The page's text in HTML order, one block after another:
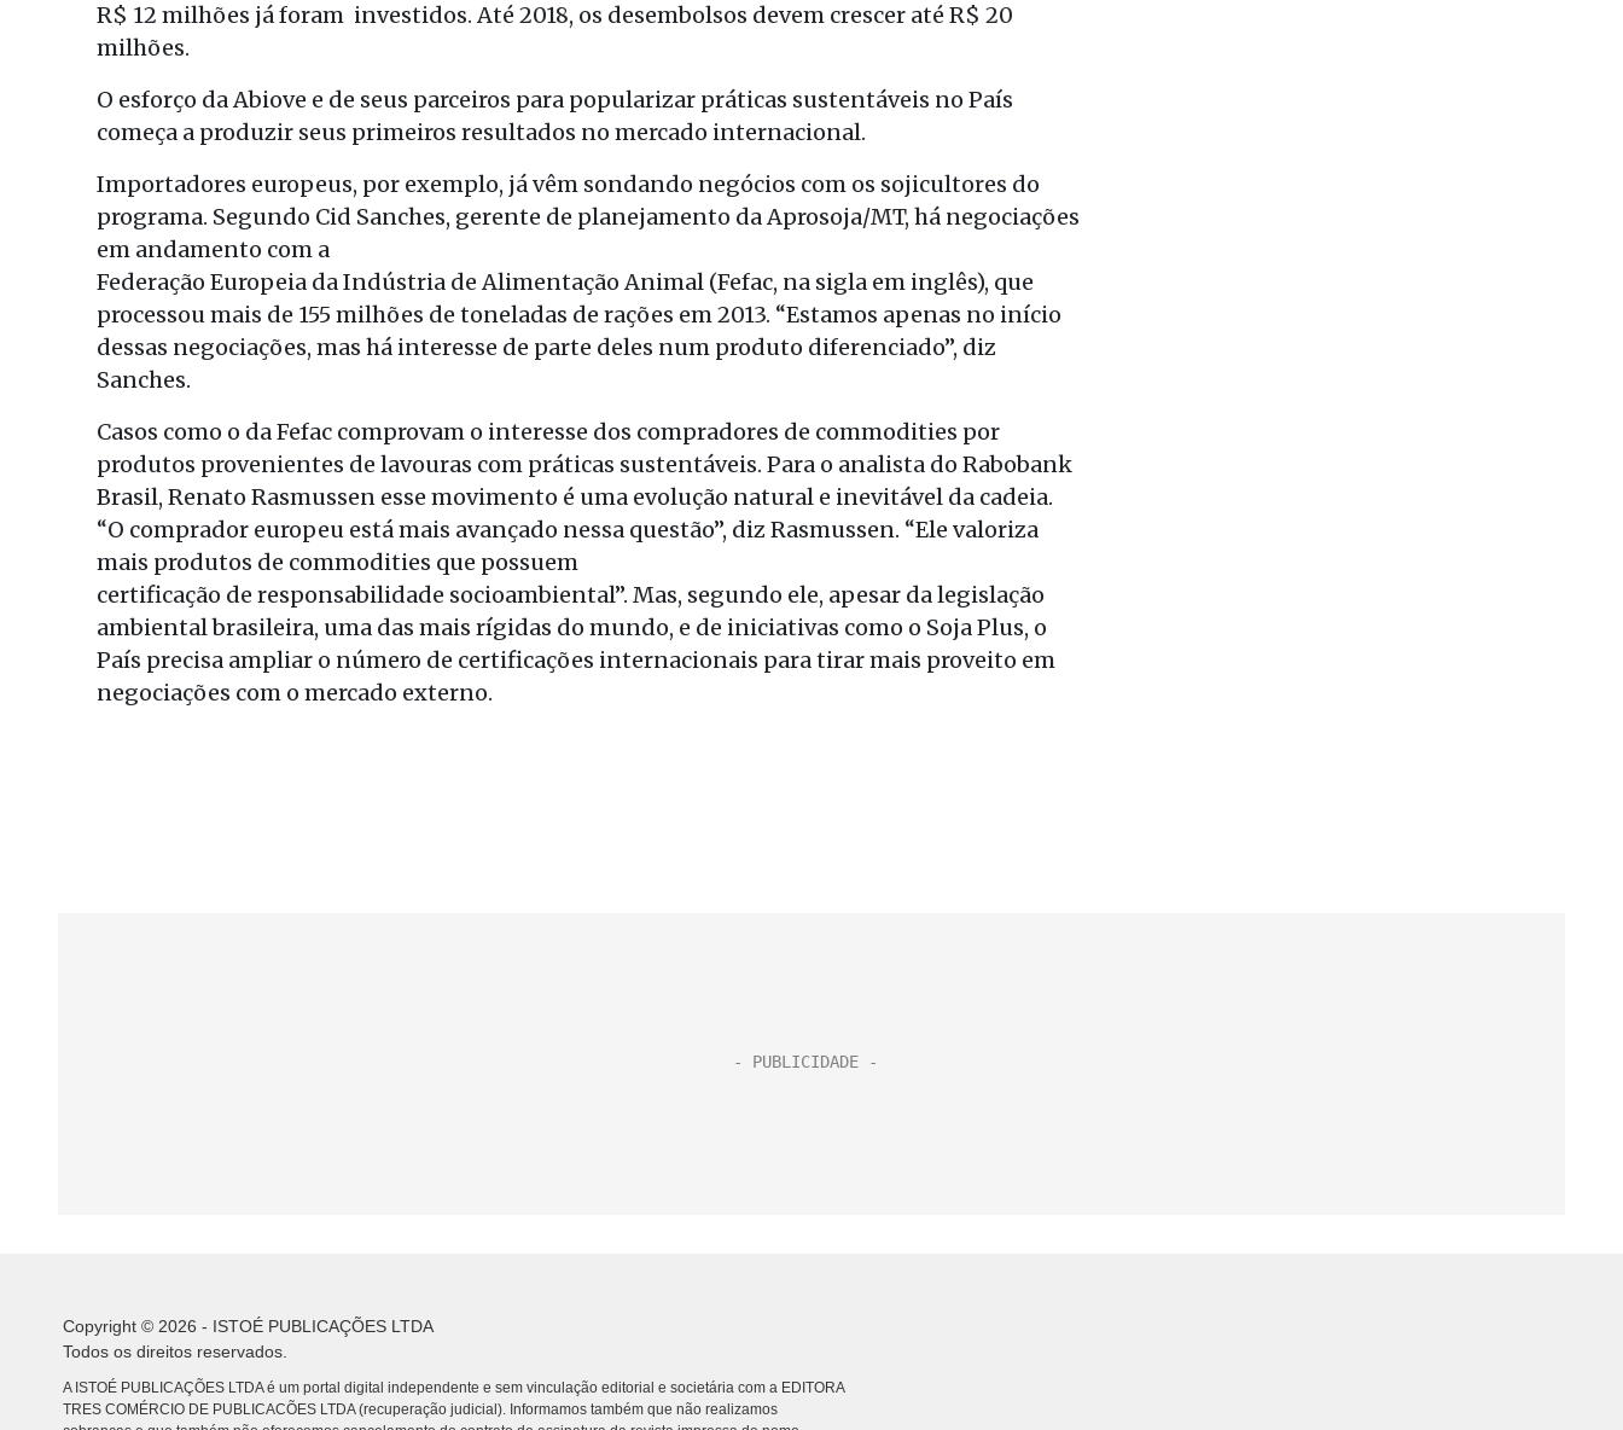
R$ 12 milhões já foram investidos. Até 2018, os desembolsos devem crescer até R$ 20
milhões.
O esforço da Abiove e de seus parceiros para popularizar práticas sustentáveis no País
começa a produzir seus primeiros resultados no mercado internacional.
Importadores europeus, por exemplo, já vêm sondando negócios com os sojicultores do
programa. Segundo Cid Sanches, gerente de planejamento da Aprosoja/MT, há negociações
em andamento com a
Federação Europeia da Indústria de Alimentação Animal (Fefac, na sigla em inglês), que
processou mais de 155 milhões de toneladas de rações em 2013. “Estamos apenas no início
dessas negociações, mas há interesse de parte deles num produto diferenciado”, diz
Sanches.
Casos como o da Fefac comprovam o interesse dos compradores de commodities por
produtos provenientes de lavouras com práticas sustentáveis. Para o analista do Rabobank
Brasil, Renato Rasmussen esse movimento é uma evolução natural e inevitável da cadeia.
“O comprador europeu está mais avançado nessa questão”, diz Rasmussen. “Ele valoriza
mais produtos de commodities que possuem
certificação de responsabilidade socioambiental”. Mas, segundo ele, apesar da legislação
ambiental brasileira, uma das mais rígidas do mundo, e de iniciativas como o Soja Plus, o
País precisa ampliar o número de certificações internacionais para tirar mais proveito em
negociações com o mercado externo.
Copyright © 2026 - ISTOÉ PUBLICAÇÕES LTDA
Todos os direitos reservados.
A ISTOÉ PUBLICAÇÕES LTDA é um portal digital independente e sem vinculação editorial e societária com a EDITORA
TRES COMÉRCIO DE PUBLICACÕES LTDA (recuperação judicial). Informamos também que não realizamos